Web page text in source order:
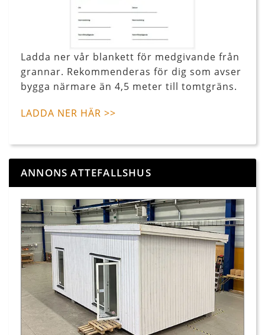
Ladda ner vår blankett för medgivande från
grannar. Rekommenderas för dig som avser
bygga närmare än 4,5 meter till tomtgräns.
LADDA NER HÄR >>
ANNONS ATTEFALLSHUS